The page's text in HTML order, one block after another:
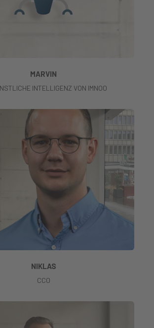
MARVIN
INTELLIGENZ VON IMNOO
NIKLAS
CCO